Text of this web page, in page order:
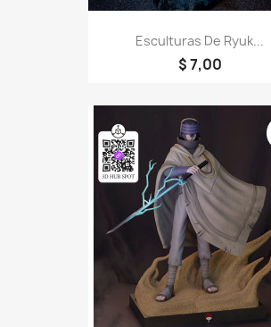
Esculturas De Ryuk...
$ 7,00